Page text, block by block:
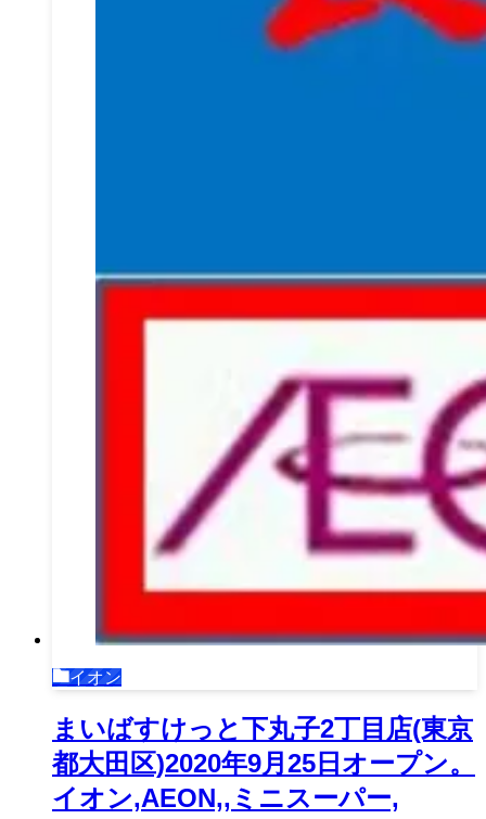
イオン
まいばすけっと下丸子2丁目店(東京
都大田区)2020年9月25日オープン。
イオン,AEON,,ミニスーパー,